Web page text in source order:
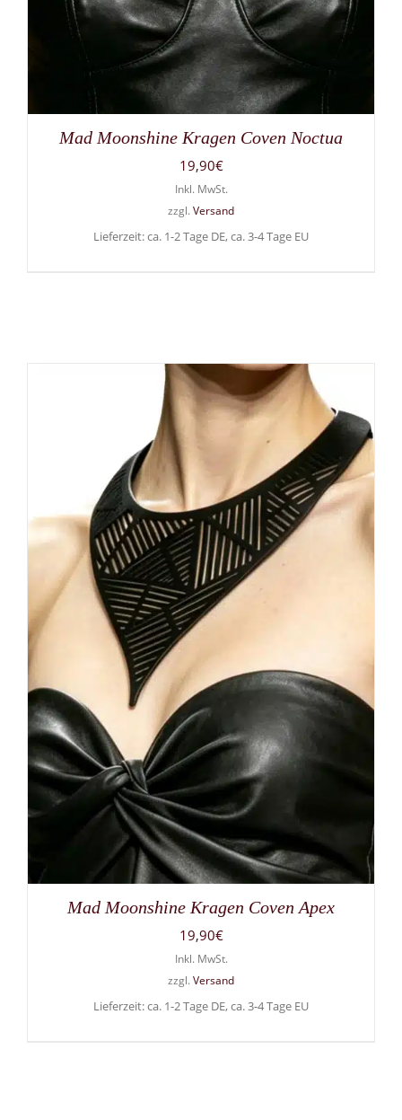
Mad Moonshine Kragen Coven Noctua
19,90€
Inkl. MwSt.
zzgl.Versand
Lieferzeit: ca. 1-2 Tage DE, ca. 3-4 Tage EU
Mad Moonshine Kragen Coven Apex
19,90€
Inkl. MwSt.
zzgl.Versand
Lieferzeit: ca. 1-2 Tage DE, ca. 3-4 Tage EU